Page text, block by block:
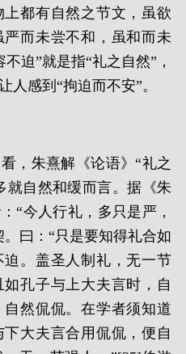
都有自然之节文，虽欲
而未尝不和，虽和而未
迫”就是指“礼之自然”，
人感到“拘迫而不安”。
，朱熹解《论语》“礼之
就自然和缓而言。据《朱
“今人行礼，多只是严，
曰：“只是要知得礼合如
。盖圣人制礼，无一节
孔子与上大夫言时，自
然侃侃。在学者须知道
大夫言合用侃侃，便自